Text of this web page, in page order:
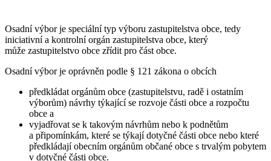
Osadní výbor je speciální typ výboru zastupitelstva obce, tedy
iniciativní a kontrolní orgán zastupitelstva obce, který
může zastupitelstvo obce zřídit pro část obce.
Osadní výbor je oprávněn podle § 121 zákona o obcích
předkládat orgánům obce (zastupitelstvu, radě i ostatním
výborům) návrhy týkající se rozvoje části obce a rozpočtu
obce a
vyjadřovat se k takovým návrhům nebo k podnětům
a připomínkám, které se týkají dotyčné části obce nebo které
předkládají obecním orgánům občané obce s trvalým pobytem
v dotyčné části obce.